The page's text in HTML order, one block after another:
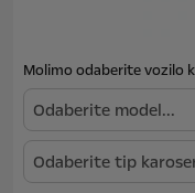
Molimo odaberite vozilo